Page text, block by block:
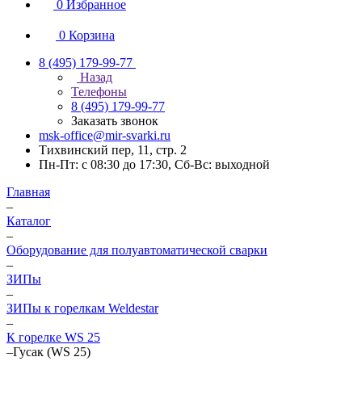
0 Избранное
0 Корзина
8 (495) 179-99-77
Назад
Телефоны
8 (495) 179-99-77
Заказать звонок
msk-office@mir-svarki.ru
Тихвинский пер, 11, стр. 2
Пн-Пт: с 08:30 до 17:30, Сб-Вс: выходной
Главная
–
Каталог
–
Оборудование для полуавтоматической сварки
–
ЗИПы
–
ЗИПы к горелкам Weldestar
–
К горелке WS 25
–Гусак (WS 25)